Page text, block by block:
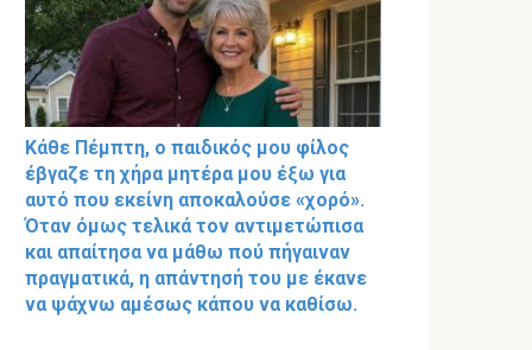
Κάθε Πέμπτη, ο παιδικός μου φίλος
έβγαζε τη χήρα μητέρα μου έξω για
αυτό που εκείνη αποκαλούσε «χορό».
Όταν όμως τελικά τον αντιμετώπισα
και απαίτησα να μάθω πού πήγαιναν
πραγματικά, η απάντησή του με έκανε
να ψάχνω αμέσως κάπου να καθίσω.